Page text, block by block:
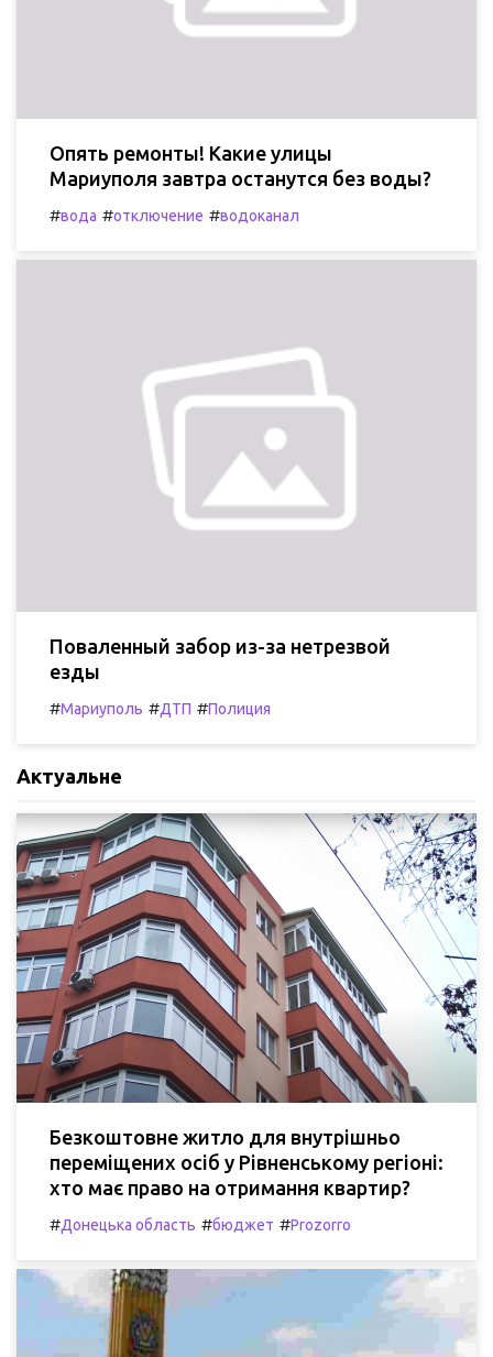
Опять ремонты! Какие улицы
Мариуполя завтра останутся без воды?
#вода #отключение #водоканал
Поваленный забор из-за нетрезвой
езды
#Мариуполь #ДТП #Полиция
Актуальне
Безкоштовне житло для внутрішньо
переміщених осіб у Рівненському регіоні:
хто має право на отримання квартир?
#Донецька область #бюджет #Prozorro